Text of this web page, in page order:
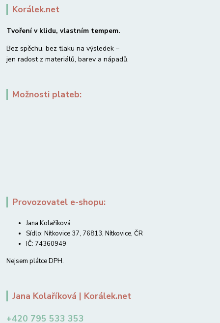
Korálek.net
Tvoření v klidu, vlastním tempem.
Bez spěchu, bez tlaku na výsledek –
jen radost z materiálů, barev a nápadů.
Možnosti plateb:
Provozovatel e-shopu:
Jana Kolaříková
Sídlo: Nítkovice 37, 76813, Nítkovice, ČR
IČ: 74360949
Nejsem plátce DPH.
Jana Kolaříková | Korálek.net
+420 795 533 353